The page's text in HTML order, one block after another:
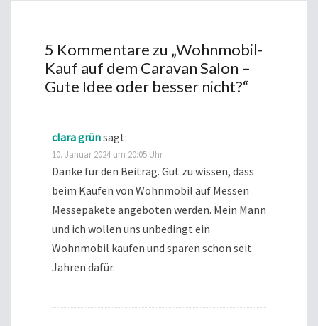
5 Kommentare zu „Wohnmobil-
Kauf auf dem Caravan Salon –
Gute Idee oder besser nicht?“
clara grünsagt:
10. Januar 2024 um 20:05 Uhr
Danke für den Beitrag. Gut zu wissen, dass
beim Kaufen von Wohnmobil auf Messen
Messepakete angeboten werden. Mein Mann
und ich wollen uns unbedingt ein
Wohnmobil kaufen und sparen schon seit
Jahren dafür.